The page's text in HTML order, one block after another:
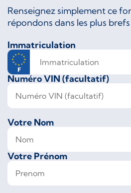
Renseignez simplement ce
répondons dans les plus
Immatriculation
Numéro VIN (facultatif)
Votre Nom
Votre Prénom